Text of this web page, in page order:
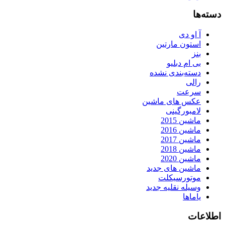
دسته‌ها
آ او دی
استون مارتین
بنز
بی ام دبلیو
دسته‌بندی نشده
رالی
سرعت
عکس های ماشین
لامبورگینی
ماشین 2015
ماشین 2016
ماشین 2017
ماشین 2018
ماشین 2020
ماشین های جدید
موتورسیکلت
وسیله نقلیه جدید
یاماها
اطلاعات